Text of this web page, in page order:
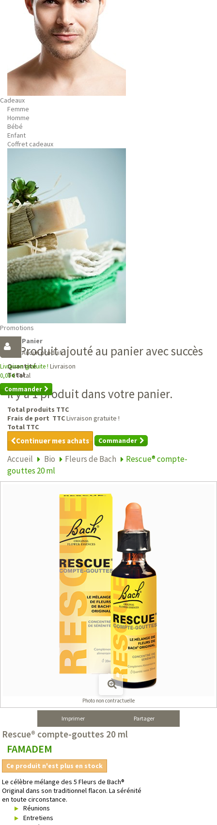
Cadeaux
Femme
Homme
Bébé
Enfant
Coffret cadeaux
Promotions
Panier
Aucun produit
Livraison gratuite ! Livraison
0,00 €Total
Commander
Produit ajouté au panier avec succès
Quantité
Total
Il y a 1 produit dans votre panier.
Total produits TTC
Frais de port TTCLivraison gratuite !
Total TTC
Continuer mes achats Commander
Accueil Bio Fleurs de Bach
Rescue® compte-
gouttes 20 ml
Photo non contractuelle
Imprimer Partager
Rescue® compte-gouttes 20 ml
FAMADEM
Ce produit n'est plus en stock
Le célèbre mélange des 5 Fleurs de Bach®
Original dans son traditionnel flacon. La sérénité
en toute circonstance.
Réunions
Entretiens